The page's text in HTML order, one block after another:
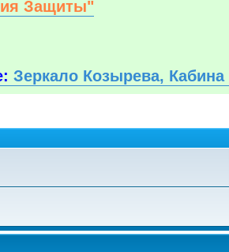
Защиты"
Зеркало Козырева,